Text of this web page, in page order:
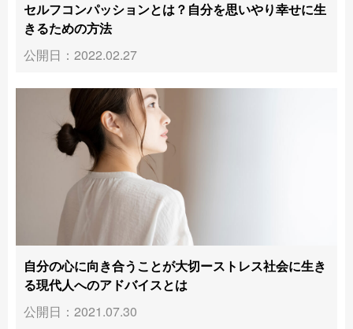
セルフコンパッションとは？自分を思いやり幸せに生
きるための方法
公開日：2022.02.27
自分の心に向き合うことが大切ーストレス社会に生き
る現代人へのアドバイスとは
公開日：2021.07.30